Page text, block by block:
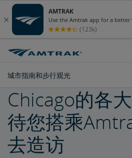
至
至
城市指南和步行观光
Auto Train体验
汽车列车登车与车辆要求
城市指南和步行观光
Chicago的各
待您搭乘
去造访